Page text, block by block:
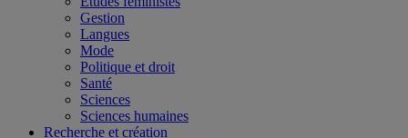
Gestion
Langues
Mode
Politique et droit
Santé
Sciences
Sciences humaines
Recherche et création